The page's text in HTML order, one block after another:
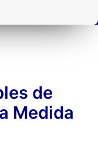
de
Medida